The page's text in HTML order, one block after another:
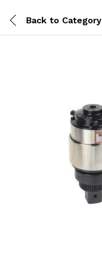
Back to Category